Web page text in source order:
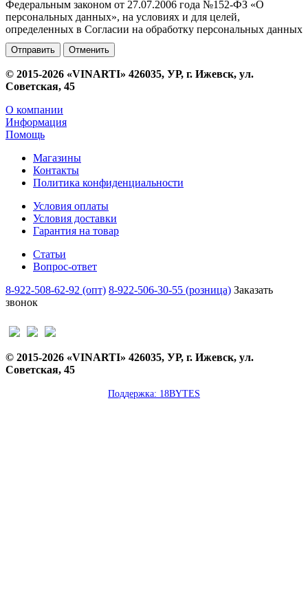
Федеральным законом от 27.07.2006 года №152-ФЗ «О
персональных данных», на условиях и для целей,
определенных в Согласии на обработку персональных данных
Отменить
© 2015-2026 «VINARTI» 426035, УР, г. Ижевск, ул.
Советская, 45
О компании
Информация
Помощь
Магазины
Контакты
Политика конфиденциальности
Условия оплаты
Условия доставки
Гарантия на товар
Статьи
Вопрос-ответ
8-922-508-62-92 (опт) 8-922-506-30-55 (розница) Заказать
звонок
© 2015-2026 «VINARTI» 426035, УР, г. Ижевск, ул.
Советская, 45
Поддержка: 18BYTES